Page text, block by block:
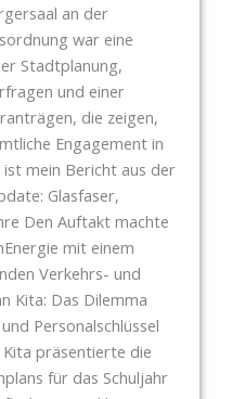
an der
war eine
Stadtplanung,
und einer
die zeigen,
Engagement in
mein Bericht aus der
Glasfaser,
Den Auftakt machte
mit einem
Verkehrs- und
Kita: Das Dilemma
Personalschlüssel
präsentierte die
für das Schuljahr